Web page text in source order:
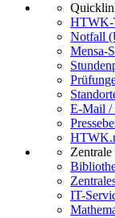
HTWK-
Notfall
Mensa-
E-Mail /
IT-